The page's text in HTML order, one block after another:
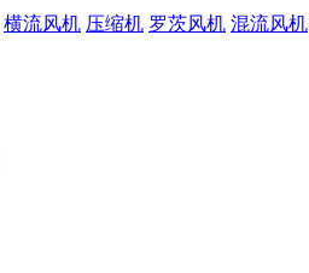
横流风机 压缩机 罗茨风机 混流风机